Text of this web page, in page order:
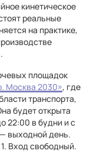
кинетическое
реальные
на практике,
площадок
Москва 2030», где
транспорта,
будет открыта
22:00 в будни и с
выходной день.
Вход свободный.